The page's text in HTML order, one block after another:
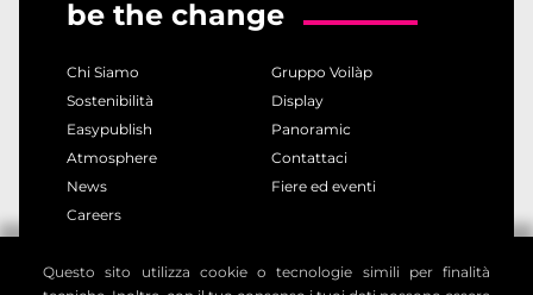
be the change
Chi Siamo
Gruppo Voilàp
Sostenibilità
Display
Easypublish
Panoramic
Atmosphere
Contattaci
News
Fiere ed eventi
Careers
privacy policy cookie policy
Questo sito utilizza cookie o tecnologie simili per finalità